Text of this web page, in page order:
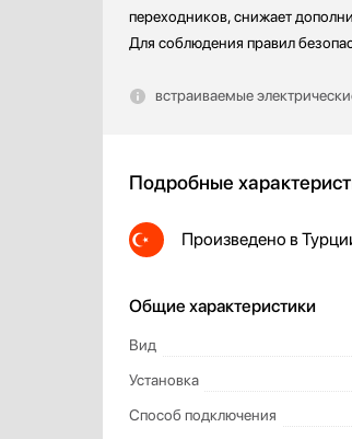
переходников, снижает
Для соблюдения правил
встраиваемые
Подробные
Произведено в
Общие характеристики
Вид
Установка
Способ подключения